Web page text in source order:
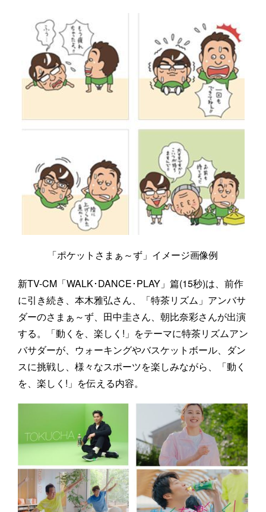
「ポケットさまぁ～ず」イメージ画像例
新TV-CM「WALK･DANCE･PLAY」篇(15秒)は、前作
に引き続き、本木雅弘さん、「特茶リズム」アンバサ
ダーのさまぁ～ず、田中圭さん、朝比奈彩さんが出演
する。「動くを、楽しく!」をテーマに特茶リズムアン
バサダーが、ウォーキングやバスケットボール、ダン
スに挑戦し、様々なスポーツを楽しみながら、「動く
を、楽しく!」を伝える内容。